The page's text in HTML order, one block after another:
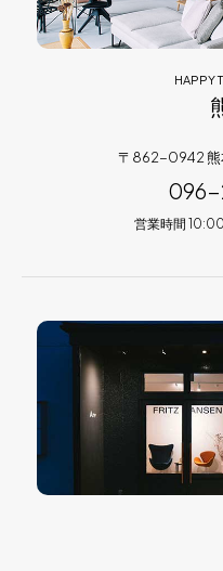
HAPPY
〒862-0942
096-
営業時間